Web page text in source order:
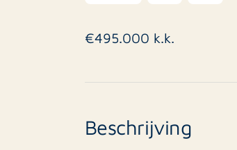
€495.000 k.k.
Beschrijving